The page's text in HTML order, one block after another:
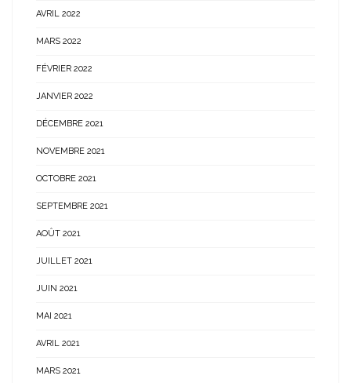
AVRIL 2022
MARS 2022
FÉVRIER 2022
JANVIER 2022
DÉCEMBRE 2021
NOVEMBRE 2021
OCTOBRE 2021
SEPTEMBRE 2021
AOÛT 2021
JUILLET 2021
JUIN 2021
MAI 2021
AVRIL 2021
MARS 2021